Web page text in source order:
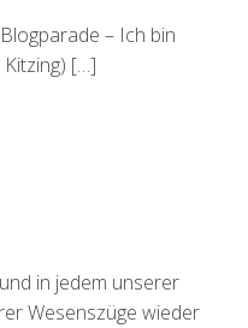
– Ich bin
[…]
in jedem unserer
Wesenszüge wieder